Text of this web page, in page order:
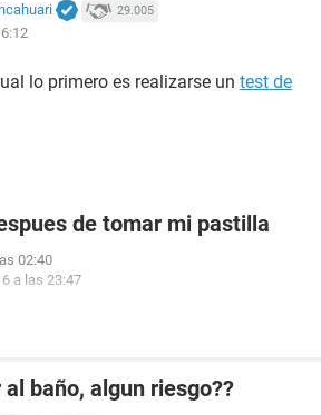
29.005
lo primero es realizarse un test de
de tomar mi pastilla
02:40
a las 23:47
baño, algun riesgo??